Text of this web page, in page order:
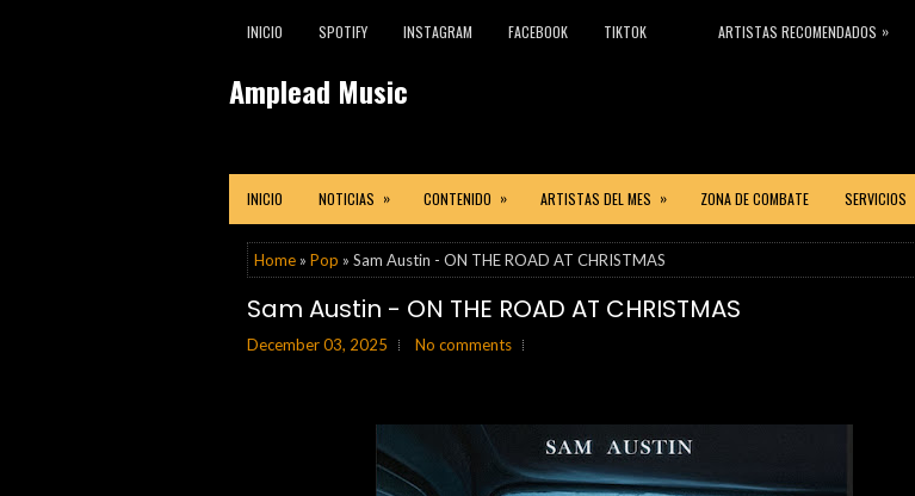
INICIO SPOTIFY INSTAGRAM FACEBOOK TIKTOK ARTISTAS RECOMENDADOS »
Amplead Music
INICIO NOTICIAS » CONTENIDO » ARTISTAS DEL MES » ZONA DE COMBATE SERVICIOS
Home » Pop » Sam Austin - ON THE ROAD AT CHRISTMAS
Sam Austin - ON THE ROAD AT CHRISTMAS
December 03, 2025 No comments